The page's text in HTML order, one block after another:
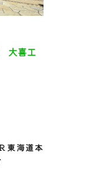
大喜工
東海道本